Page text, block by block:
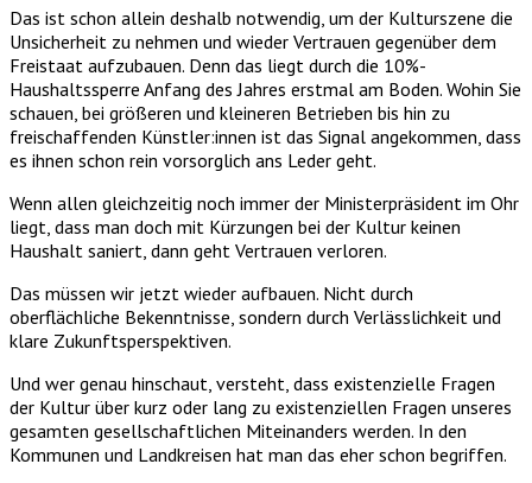
Das ist schon allein deshalb notwendig, um der Kulturszene die
Unsicherheit zu nehmen und wieder Vertrauen gegenüber dem
Freistaat aufzubauen. Denn das liegt durch die 10%-
Haushaltssperre Anfang des Jahres erstmal am Boden. Wohin Sie
schauen, bei größeren und kleineren Betrieben bis hin zu
freischaffenden Künstler:innen ist das Signal angekommen, dass
es ihnen schon rein vorsorglich ans Leder geht.
Wenn allen gleichzeitig noch immer der Ministerpräsident im Ohr
liegt, dass man doch mit Kürzungen bei der Kultur keinen
Haushalt saniert, dann geht Vertrauen verloren.
Das müssen wir jetzt wieder aufbauen. Nicht durch
oberflächliche Bekenntnisse, sondern durch Verlässlichkeit und
klare Zukunftsperspektiven.
Und wer genau hinschaut, versteht, dass existenzielle Fragen
der Kultur über kurz oder lang zu existenziellen Fragen unseres
gesamten gesellschaftlichen Miteinanders werden. In den
Kommunen und Landkreisen hat man das eher schon begriffen.